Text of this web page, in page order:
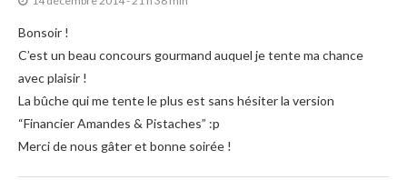
Bonsoir !
C’est un beau concours gourmand auquel je tente ma chance
avec plaisir !
La bûche qui me tente le plus est sans hésiter la version
“Financier Amandes & Pistaches” :p
Merci de nous gâter et bonne soirée !